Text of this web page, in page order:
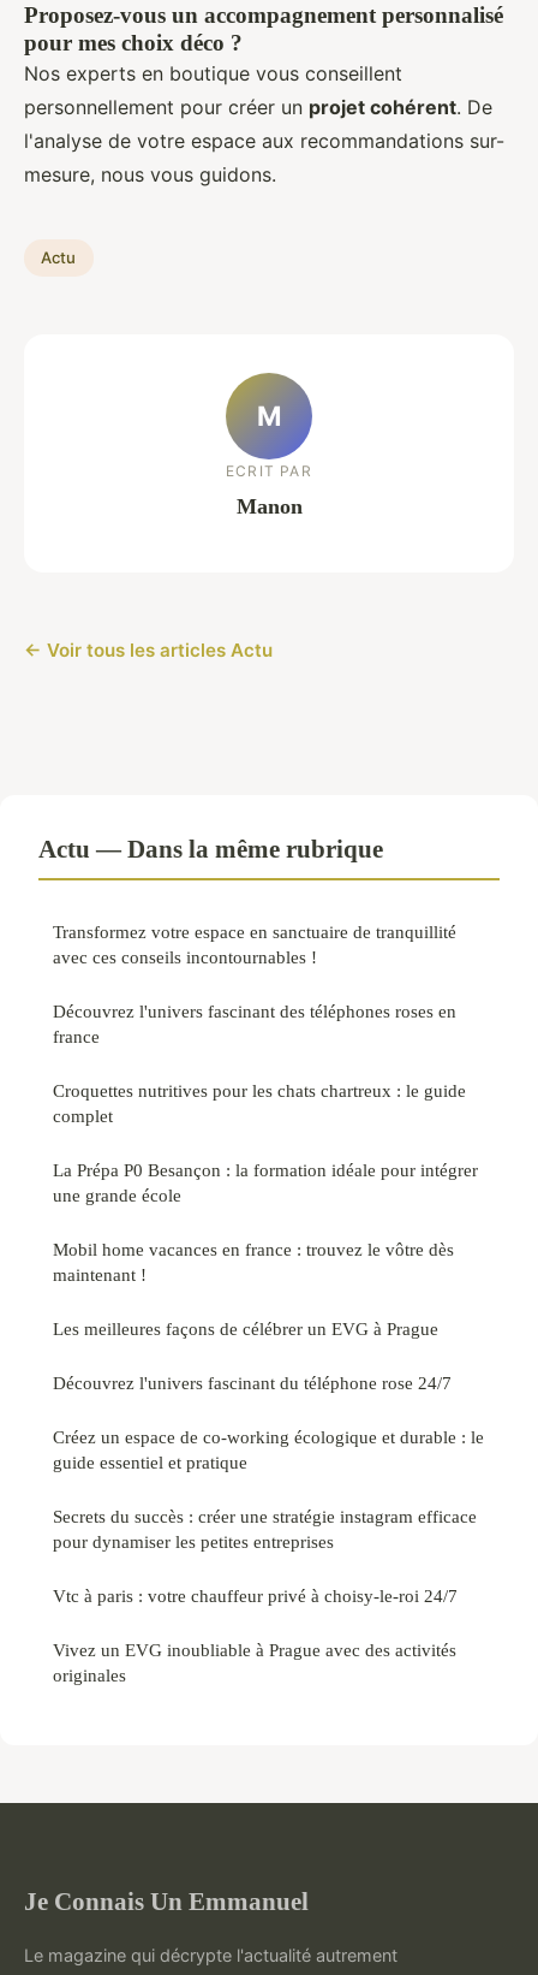
Proposez-vous un accompagnement personnalisé
pour mes choix déco ?
Nos experts en boutique vous conseillent
personnellement pour créer un projet cohérent. De
l'analyse de votre espace aux recommandations sur-
mesure, nous vous guidons.
Actu
M
ECRIT PAR
Manon
← Voir tous les articles Actu
Actu — Dans la même rubrique
Transformez votre espace en sanctuaire de tranquillité
avec ces conseils incontournables !
Découvrez l'univers fascinant des téléphones roses en
france
Croquettes nutritives pour les chats chartreux : le guide
complet
La Prépa P0 Besançon : la formation idéale pour intégrer
une grande école
Mobil home vacances en france : trouvez le vôtre dès
maintenant !
Les meilleures façons de célébrer un EVG à Prague
Découvrez l'univers fascinant du téléphone rose 24/7
Créez un espace de co-working écologique et durable : le
guide essentiel et pratique
Secrets du succès : créer une stratégie instagram efficace
pour dynamiser les petites entreprises
Vtc à paris : votre chauffeur privé à choisy-le-roi 24/7
Vivez un EVG inoubliable à Prague avec des activités
originales
Je Connais Un Emmanuel
Le magazine qui décrypte l'actualité autrement